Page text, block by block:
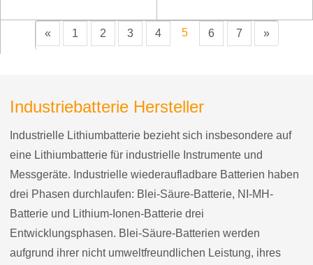
«
1 2 3 4 5 6 7 »
Industriebatterie Hersteller
Industrielle Lithiumbatterie bezieht sich insbesondere auf
eine Lithiumbatterie für industrielle Instrumente und
Messgeräte. Industrielle wiederaufladbare Batterien haben
drei Phasen durchlaufen: Blei-Säure-Batterie, NI-MH-
Batterie und Lithium-Ionen-Batterie drei
Entwicklungsphasen. Blei-Säure-Batterien werden
aufgrund ihrer nicht umweltfreundlichen Leistung, ihres